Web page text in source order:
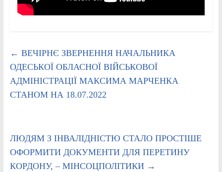
← ВЕЧІРНЄ ЗВЕРНЕННЯ НАЧАЛЬНИКА
ОДЕСЬКОЇ ОБЛАСНОЇ ВІЙСЬКОВОЇ
АДМІНІСТРАЦІЇ МАКСИМА МАРЧЕНКА
СТАНОМ НА 18.07.2022
ЛЮДЯМ З ІНВАЛІДНІСТЮ СТАЛО ПРОСТІШЕ
ОФОРМИТИ ДОКУМЕНТИ ДЛЯ ПЕРЕТИНУ
КОРДОНУ, – МІНСОЦПОЛІТИКИ →